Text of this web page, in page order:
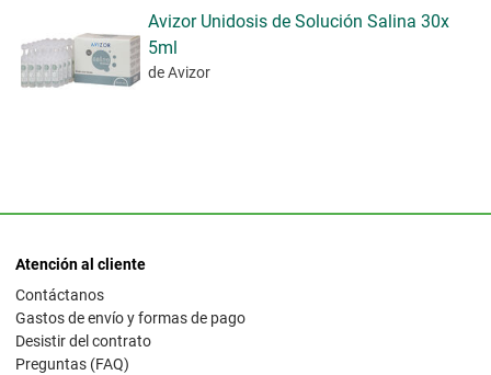
Avizor Unidosis de Solución Salina 30x
5ml
de Avizor
Atención al cliente
Contáctanos
Gastos de envío y formas de pago
Desistir del contrato
Preguntas (FAQ)